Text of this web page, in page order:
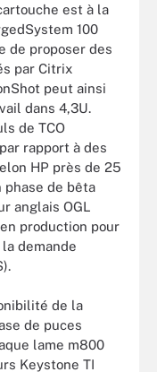
est à la
100
de proposer des
par Citrix
peut ainsi
dans 4,3U.
de TCO
rapport à des
HP près de 25
de bêta
anglais OGL
production pour
demande
de la
de puces
lame m800
Keystone TI